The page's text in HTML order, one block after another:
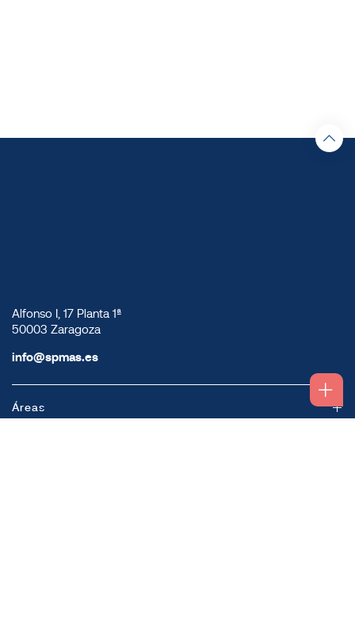
Alfonso I, 17 Planta 1ª
50003 Zaragoza
info@spmas.es
Áreas